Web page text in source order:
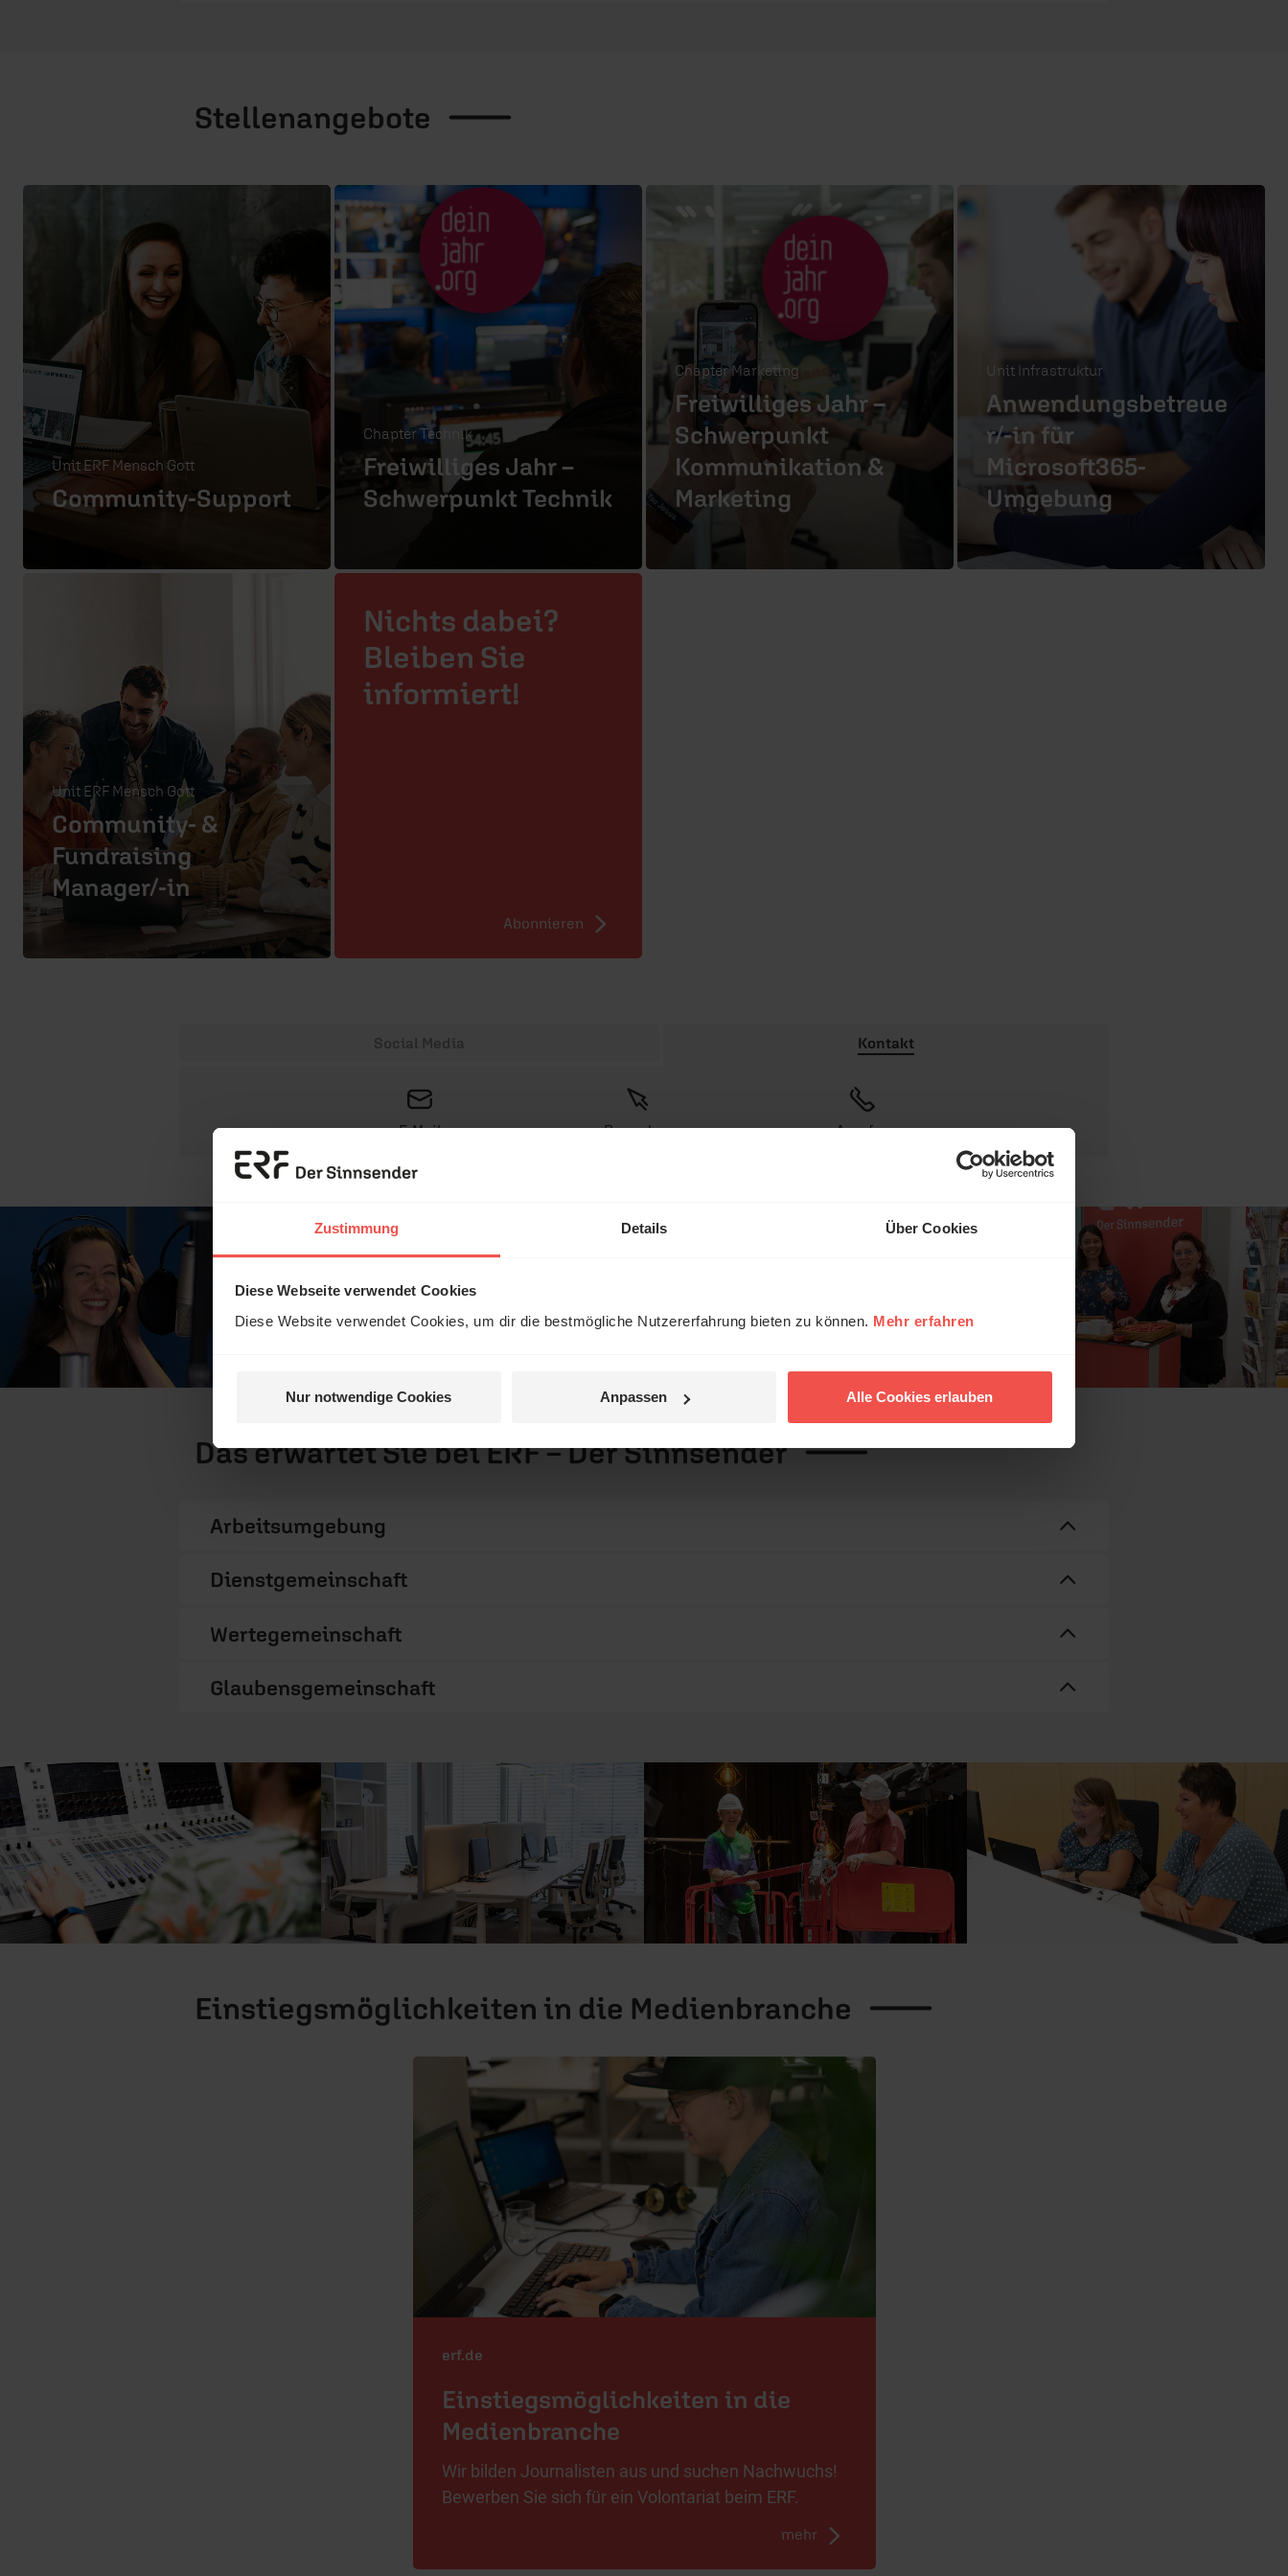
Zustimmung Details Über Cookies
Diese Webseite verwendet Cookies
Diese Website verwendet Cookies, um dir die bestmögliche Nutzererfahrung bieten zu können. Mehr erfahren
Nur notwendige Cookies Anpassen Alle Cookies erlauben
Stellenangebote
Unit ERF Mensch Gott
Community-Support
Chapter Technik
Freiwilliges Jahr –
Schwerpunkt Technik
Chapter Marketing
Freiwilliges Jahr –
Schwerpunkt
Kommunikation &
Marketing
Unit Infrastruktur
Anwendungsbetreue
r/-in für
Microsoft365-
Umgebung
Unit ERF Mensch Gott
Community- &
Fundraising
Manager/-in
Nichts dabei?
Bleiben Sie
informiert!
Abonnieren
Social Media Kontakt
E-Mail Bewerben Anrufen
Das erwartet Sie bei ERF – DerSinnsender
Arbeitsumgebung
Dienstgemeinschaft
Wertegemeinschaft
Glaubensgemeinschaft
Einstiegsmöglichkeiten in die Medienbranche
erf.de
Einstiegsmöglichkeiten in die
Medienbranche
Wir bilden Journalisten aus und suchen Nachwuchs!
Bewerben Sie sich für ein Volontariat beim ERF.
mehr